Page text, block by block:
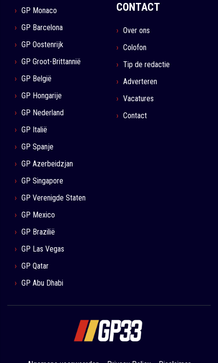
GP Monaco
GP Barcelona
GP Oostenrijk
GP Groot-Brittannië
GP België
GP Hongarije
GP Nederland
GP Italië
GP Spanje
GP Azerbeidzjan
GP Singapore
GP Verenigde Staten
GP Mexico
GP Brazilië
GP Las Vegas
GP Qatar
GP Abu Dhabi
CONTACT
Over ons
Colofon
Tip de redactie
Adverteren
Vacatures
Contact